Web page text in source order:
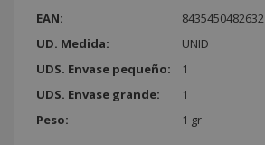
EAN:
8435450482632
UD. Medida:
UNID
UDS. Envase pequeño:
1
UDS. Envase grande:
1
Peso:
1 gr